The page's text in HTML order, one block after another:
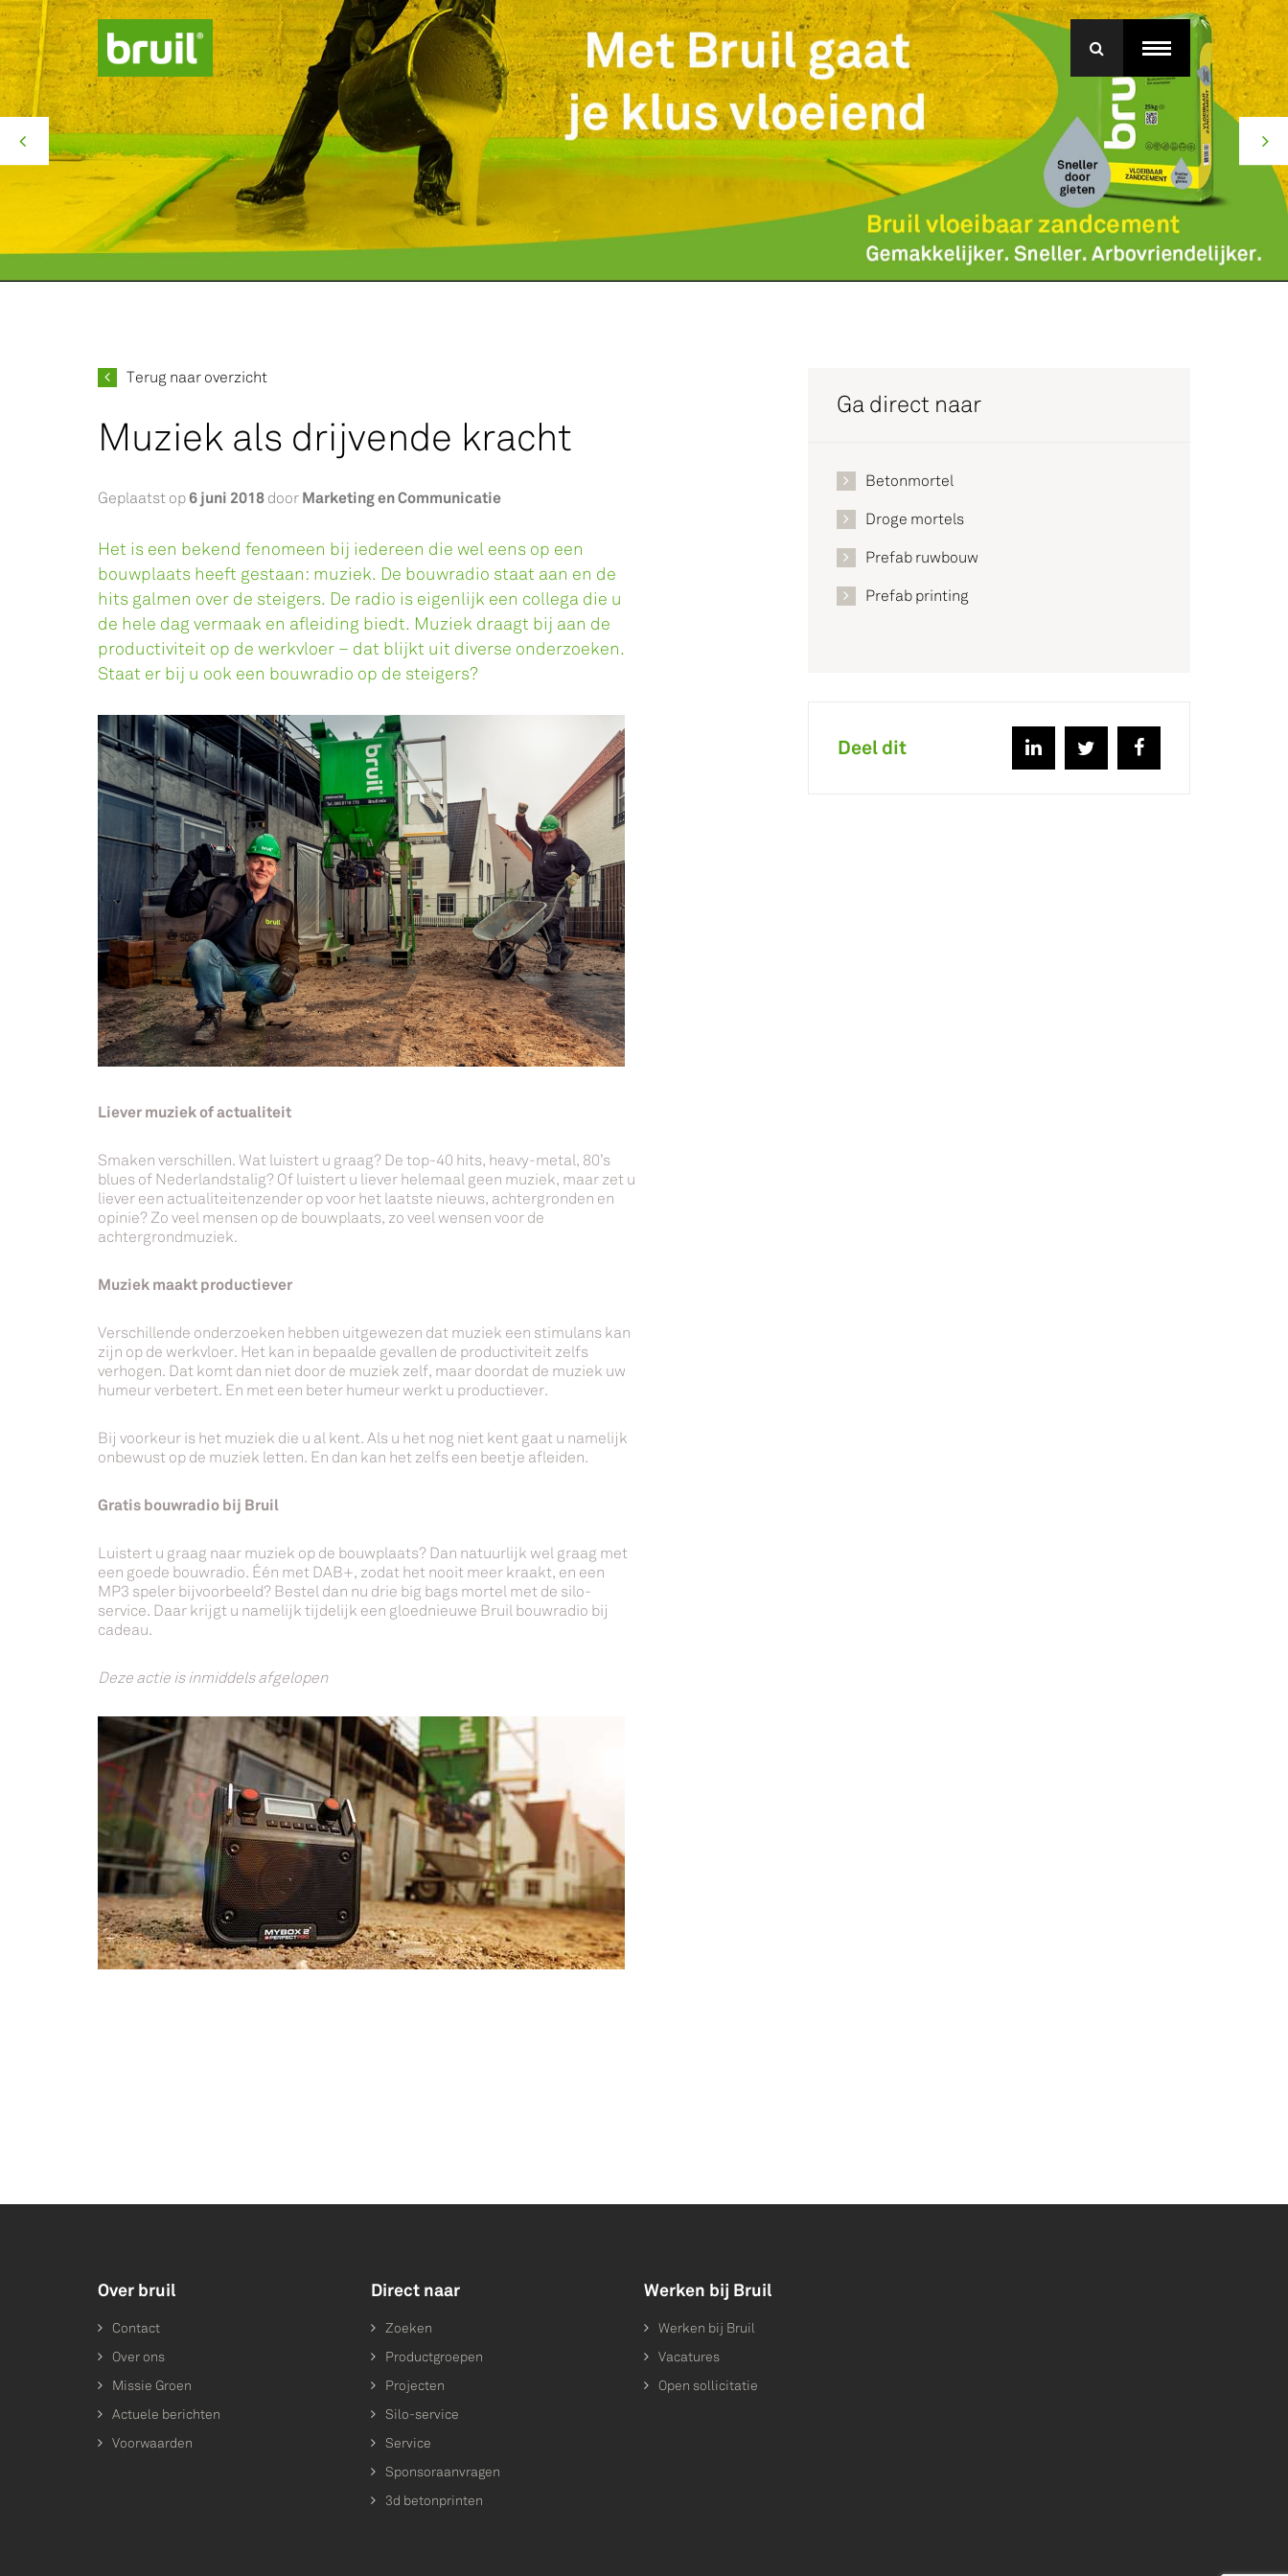
menu
Productgroepen
Contact
Over ons
Missie Groen
Service
Productgroep Betonmortel
Werken bij Bruil
Silo-service
Terug naar overzicht
Muziek als drijvende kracht
Geplaatst op6 juni 2018 door Marketing en Communicatie
Het is een bekend fenomeen bij iedereen die wel eens op een
bouwplaats heeft gestaan: muziek. De bouwradio staat aan en de
hits galmen over de steigers. De radio is eigenlijk een collega die u
de hele dag vermaak en afleiding biedt. Muziek draagt bij aan de
productiviteit op de werkvloer – dat blijkt uit diverse onderzoeken.
Staat er bij u ook een bouwradio op de steigers?
Liever muziek of actualiteit
Smaken verschillen. Wat luistert u graag? De top-40 hits, heavy-metal, 80’s
blues of Nederlandstalig? Of luistert u liever helemaal geen muziek, maar zet u
liever een actualiteitenzender op voor het laatste nieuws, achtergronden en
opinie? Zo veel mensen op de bouwplaats, zo veel wensen voor de
achtergrondmuziek.
Muziek maakt productiever
Verschillende onderzoeken hebben uitgewezen dat muziek een stimulans kan
zijn op de werkvloer. Het kan in bepaalde gevallen de productiviteit zelfs
verhogen. Dat komt dan niet door de muziek zelf, maar doordat de muziek uw
humeur verbetert. En met een beter humeur werkt u productiever.
Bij voorkeur is het muziek die u al kent. Als u het nog niet kent gaat u namelijk
onbewust op de muziek letten. En dan kan het zelfs een beetje afleiden.
Gratis bouwradio bij Bruil
Luistert u graag naar muziek op de bouwplaats? Dan natuurlijk wel graag met
een goede bouwradio. Één met DAB+, zodat het nooit meer kraakt, en een
MP3 speler bijvoorbeeld? Bestel dan nu drie big bags mortel met de silo-
service. Daar krijgt u namelijk tijdelijk een gloednieuwe Bruil bouwradio bij
cadeau.
Deze actie is inmiddels afgelopen
Ga direct naar
Betonmortel
Droge mortels
Prefab ruwbouw
Prefab printing
Deel dit
Over bruil
Contact
Over ons
Missie Groen
Actuele berichten
Voorwaarden
Direct naar
Zoeken
Productgroepen
Projecten
Silo-service
Service
Sponsoraanvragen
3d betonprinten
Werken bij Bruil
Werken bij Bruil
Vacatures
Open sollicitatie